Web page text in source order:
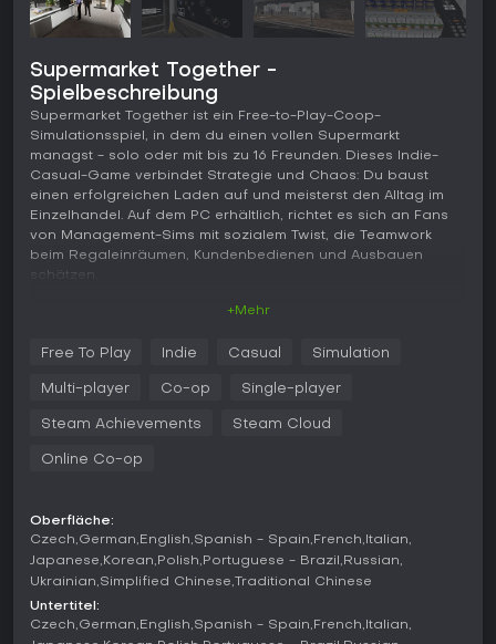
Supermarket Together -
Spielbeschreibung
Supermarket Together ist ein Free-to-Play-Coop-
Simulationsspiel, in dem du einen vollen Supermarkt
managst - solo oder mit bis zu 16 Freunden. Dieses Indie-
Casual-Game verbindet Strategie und Chaos: Du baust
einen erfolgreichen Laden auf und meisterst den Alltag im
Einzelhandel. Auf dem PC erhältlich, richtet es sich an Fans
von Management-Sims mit sozialem Twist, die Teamwork
beim Regaleinräumen, Kundenbedienen und Ausbauen
schätzen.
Management, Kundenzufriedenheit und Ladenwachstum. Du
startest mit über 300 Produkten in Kategorien wie Basics,
Garten. Wenn dein Supermarkt läuft, schaltest du Franchises
bessere Mitarbeiter oder neue Vorteile.
Lager oder Ausstellungsflächen für bis zu 49.000 Produkte
auf maximierten Regalen. Personal spielt eine große Rolle -
18 Mitarbeiter in sieben Rollen: Kassierer, Nachfüller, Lagerist,
Security, Techniker, Verpacker und Produktion. Sie leveln in
ihren Jobs hoch und werden effizienter.
+Mehr
Free To Play Indie Casual Simulation
Multi-player Co-op Single-player
Steam Achievements Steam Cloud
Online Co-op
Oberfläche:
Czech German English Spanish - Spain French Italian
Japanese Korean Polish Portuguese - Brazil
Russian
Ukrainian Simplified Chinese
Traditional Chinese
Untertitel:
Czech German English Spanish - Spain French Italian